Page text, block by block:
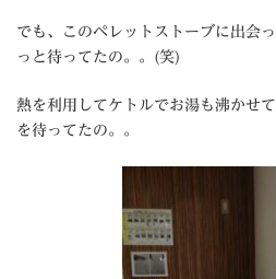
でも、このペレットストーブに出会
っと待ってたの。。(笑)
熱を利用してケトルでお湯も沸かせ
を待ってたの。。